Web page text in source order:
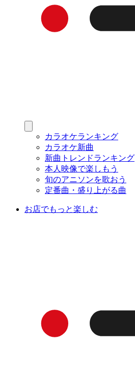
カラオケランキング
カラオケ新曲
新曲トレンドランキング
本人映像で楽しもう
旬のアニソンを歌おう
定番曲・盛り上がる曲
お店でもっと楽しむ